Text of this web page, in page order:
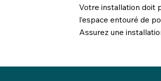
Votre installation doit
l’espace entouré de
Assurez une